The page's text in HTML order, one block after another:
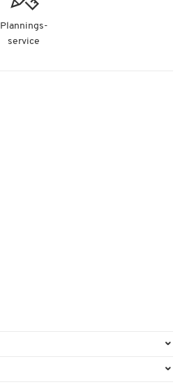
Plannings-
service